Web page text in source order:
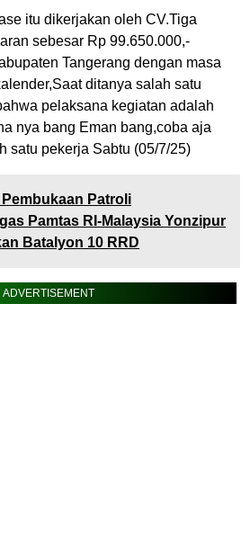
itu dikerjakan oleh CV.Tiga
sebesar Rp 99.650.000,-
Tangerang dengan masa
ditanya salah satu
pelaksana kegiatan adalah
nya bang Eman bang,coba aja
satu pekerja Sabtu (05/7/25)
Patroli
Pamtas RI-Malaysia Yonzipur
Batalyon 10 RRD
ADVERTISEMENT